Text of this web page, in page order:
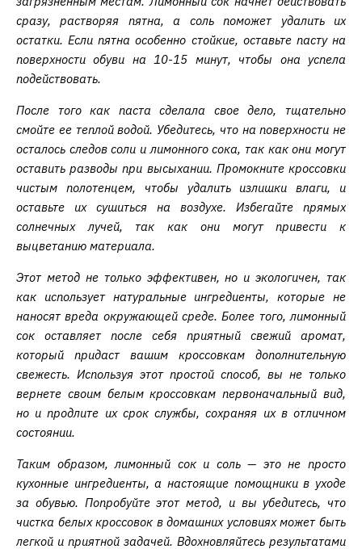
сразу, растворяя пятна, а соль поможет удалить их
остатки. Если пятна особенно стойкие, оставьте пасту на
поверхности обуви на 10-15 минут, чтобы она успела
подействовать.
После того как паста сделала свое дело, тщательно
смойте ее теплой водой. Убедитесь, что на поверхности не
осталось следов соли и лимонного сока, так как они могут
оставить разводы при высыхании. Промокните кроссовки
чистым полотенцем, чтобы удалить излишки влаги, и
оставьте их сушиться на воздухе. Избегайте прямых
солнечных лучей, так как они могут привести к
выцветанию материала.
Этот метод не только эффективен, но и экологичен, так
как использует натуральные ингредиенты, которые не
наносят вреда окружающей среде. Более того, лимонный
сок оставляет после себя приятный свежий аромат,
который придаст вашим кроссовкам дополнительную
свежесть. Используя этот простой способ, вы не только
вернете своим белым кроссовкам первоначальный вид,
но и продлите их срок службы, сохраняя их в отличном
состоянии.
Таким образом, лимонный сок и соль — это не просто
кухонные ингредиенты, а настоящие помощники в уходе
за обувью. Попробуйте этот метод, и вы убедитесь, что
чистка белых кроссовок в домашних условиях может быть
легкой и приятной задачей. Вдохновляйтесь результатами